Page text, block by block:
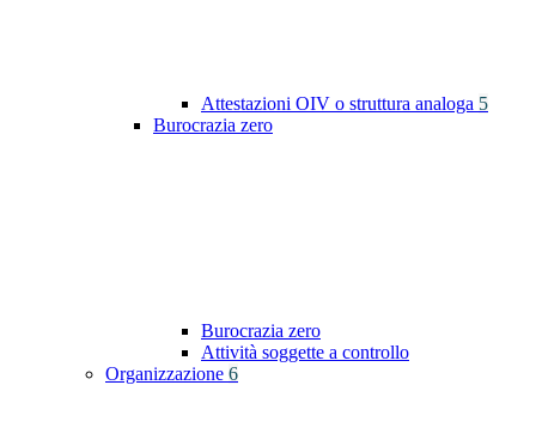
Attestazioni OIV o struttura analoga 5
Burocrazia zero
Burocrazia zero
Attività soggette a controllo
Organizzazione 6